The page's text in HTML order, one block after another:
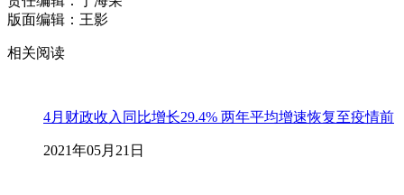
版面编辑：王影
相关阅读
4月财政收入同比增长29.4% 两年平均增速恢复至疫情前
2021年05月21日